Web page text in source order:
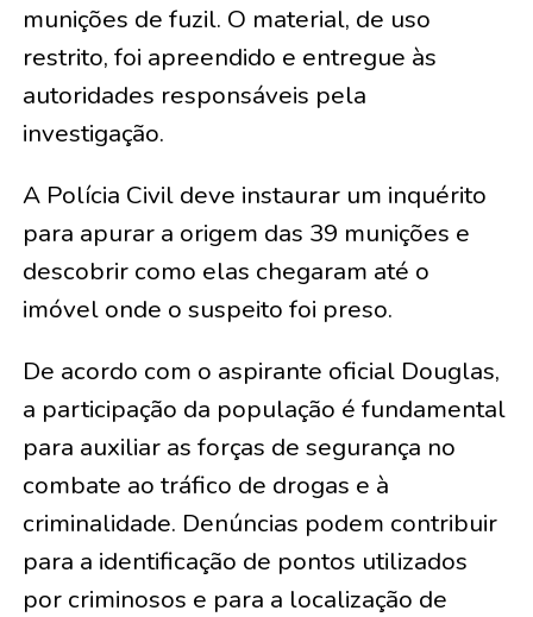
munições de fuzil. O material, de uso
restrito, foi apreendido e entregue às
autoridades responsáveis pela
investigação.
A Polícia Civil deve instaurar um inquérito
para apurar a origem das 39 munições e
descobrir como elas chegaram até o
imóvel onde o suspeito foi preso.
De acordo com o aspirante oficial Douglas,
a participação da população é fundamental
para auxiliar as forças de segurança no
combate ao tráfico de drogas e à
criminalidade. Denúncias podem contribuir
para a identificação de pontos utilizados
por criminosos e para a localização de